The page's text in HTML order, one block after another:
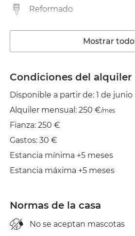
Reformado
Lavadora
Calefacción
Wifi
Balcón
Plancha
Mostrar todo
Condiciones del alquiler
Disponible a partir de: 1 de junio
Alquiler mensual: 250 €/mes
Fianza: 250 €
Gastos: 30 €
Estancia mínima +5 meses
Estancia máxima +5 meses
Normas de la casa
No se aceptan mascotas